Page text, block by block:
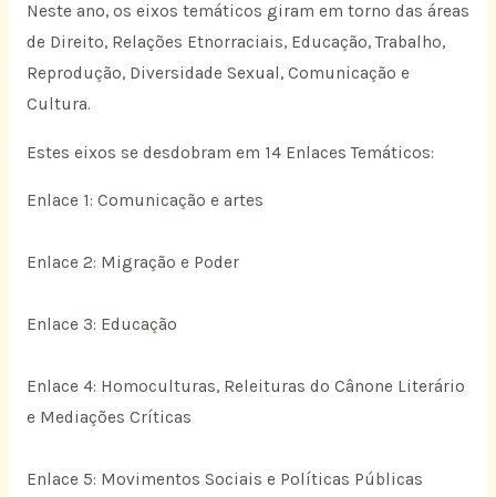
Neste ano, os eixos temáticos giram em torno das áreas
de Direito, Relações Etnorraciais, Educação, Trabalho,
Reprodução, Diversidade Sexual, Comunicação e
Cultura.
Estes eixos se desdobram em 14 Enlaces Temáticos:
Enlace 1: Comunicação e artes
Enlace 2: Migração e Poder
Enlace 3: Educação
Enlace 4: Homoculturas, Releituras do Cânone Literário
e Mediações Críticas
Enlace 5: Movimentos Sociais e Políticas Públicas